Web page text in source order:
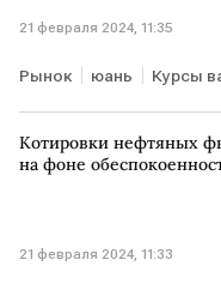
21 февраля 2024, 11:35
Рынок юань Курсы
Котировки нефтяных
на фоне
21 февраля 2024, 11:33